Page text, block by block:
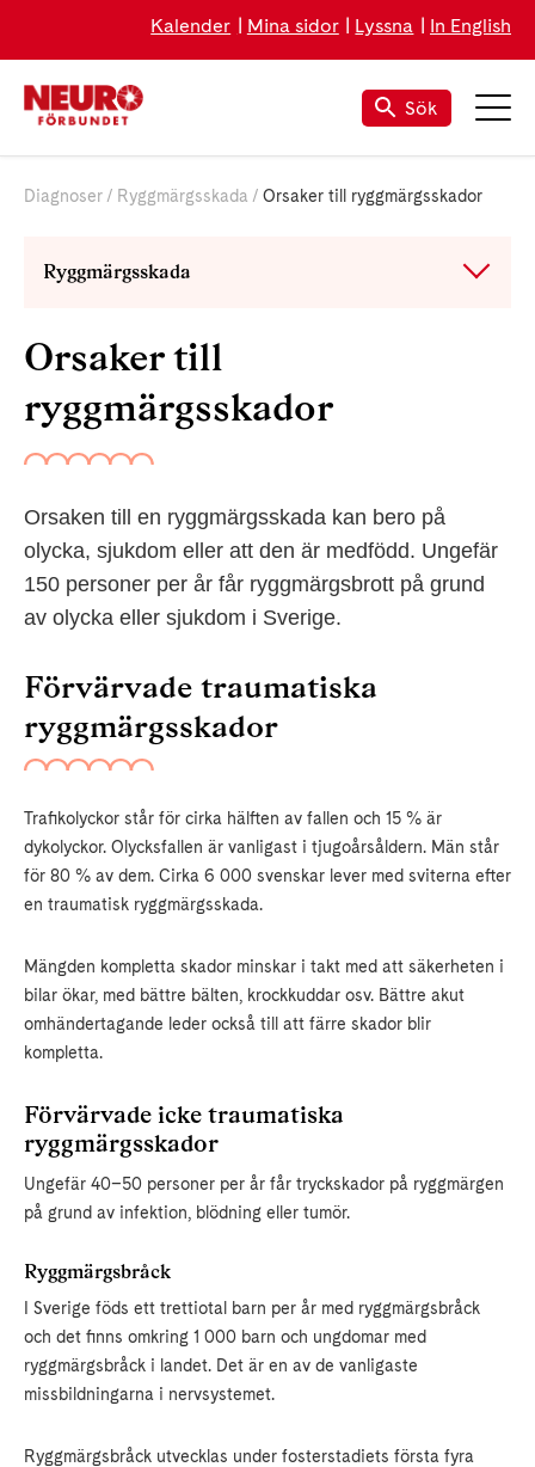
Kalender Mina sidor Lyssna In English
Sök
Diagnoser Ryggmärgsskada Orsaker till ryggmärgsskador
Ryggmärgsskada
Orsaker till
ryggmärgsskador
Orsaken till en ryggmärgsskada kan bero på
olycka, sjukdom eller att den är medfödd. Ungefär
150 personer per år får ryggmärgsbrott på grund
av olycka eller sjukdom i Sverige.
Förvärvade traumatiska
ryggmärgsskador
Trafikolyckor står för cirka hälften av fallen och 15 % är
dykolyckor. Olycksfallen är vanligast i tjugoårsåldern. Män står
för 80 % av dem. Cirka 6 000 svenskar lever med sviterna efter
en traumatisk ryggmärgsskada.
Mängden kompletta skador minskar i takt med att säkerheten i
bilar ökar, med bättre bälten, krockkuddar osv. Bättre akut
omhändertagande leder också till att färre skador blir
kompletta.
Förvärvade icke traumatiska
ryggmärgsskador
Ungefär 40–50 personer per år får tryckskador på ryggmärgen
på grund av infektion, blödning eller tumör.
Ryggmärgsbråck
I Sverige föds ett trettiotal barn per år med ryggmärgsbråck
och det finns omkring 1 000 barn och ungdomar med
ryggmärgsbråck i landet. Det är en av de vanligaste
missbildningarna i nervsystemet.
Ryggmärgsbråck utvecklas under fosterstadiets första fyra